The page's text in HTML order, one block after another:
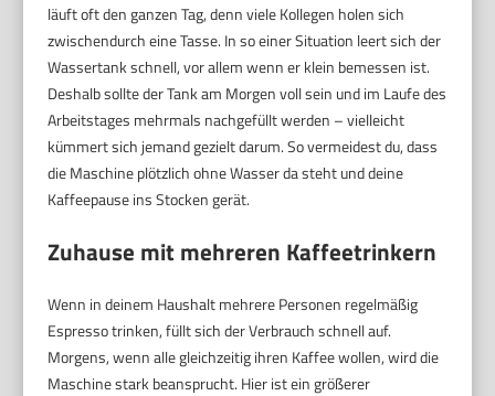
läuft oft den ganzen Tag, denn viele Kollegen holen sich
zwischendurch eine Tasse. In so einer Situation leert sich der
Wassertank schnell, vor allem wenn er klein bemessen ist.
Deshalb sollte der Tank am Morgen voll sein und im Laufe des
Arbeitstages mehrmals nachgefüllt werden – vielleicht
kümmert sich jemand gezielt darum. So vermeidest du, dass
die Maschine plötzlich ohne Wasser da steht und deine
Kaffeepause ins Stocken gerät.
Zuhause mit mehreren Kaffeetrinkern
Wenn in deinem Haushalt mehrere Personen regelmäßig
Espresso trinken, füllt sich der Verbrauch schnell auf.
Morgens, wenn alle gleichzeitig ihren Kaffee wollen, wird die
Maschine stark beansprucht. Hier ist ein größerer